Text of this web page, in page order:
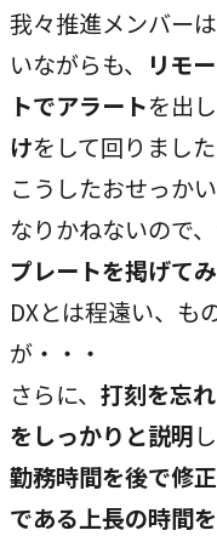
我々推進メンバー
いながらも、 リモ
トでアラートを出し
けをして回りました
こうしたおせっか
なりかねないので、
プレートを掲げて
DXとは程遠い、も
が・・・
さらに、 打刻を忘
をしっかりと説明
勤務時間を後で修
である上長の時間